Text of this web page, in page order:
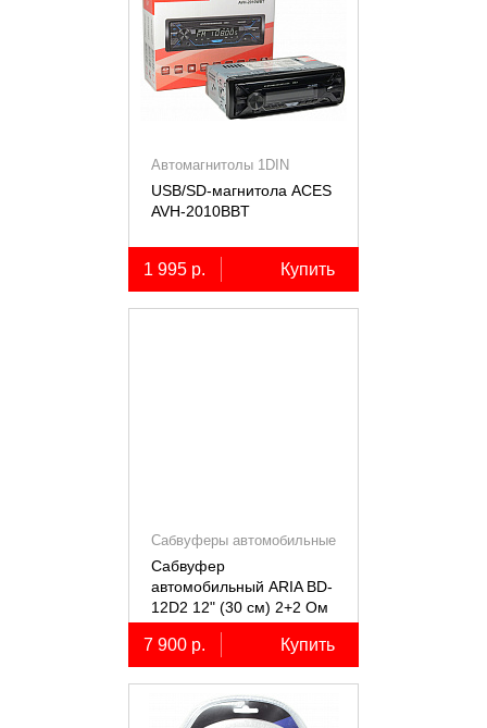
Автомагнитолы 1DIN
USB/SD-магнитола ACES
AVH-2010BBT
1 995 р. Купить
Сабвуферы автомобильные
Сабвуфер
автомобильный ARIA BD-
12D2 12" (30 см) 2+2 Ом
7 900 р. Купить